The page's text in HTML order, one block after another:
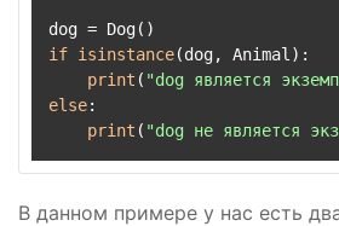
if isinstance(dog, Animal):
print ( "dog является
else:
print ( "dog не является
В данном примере у нас есть